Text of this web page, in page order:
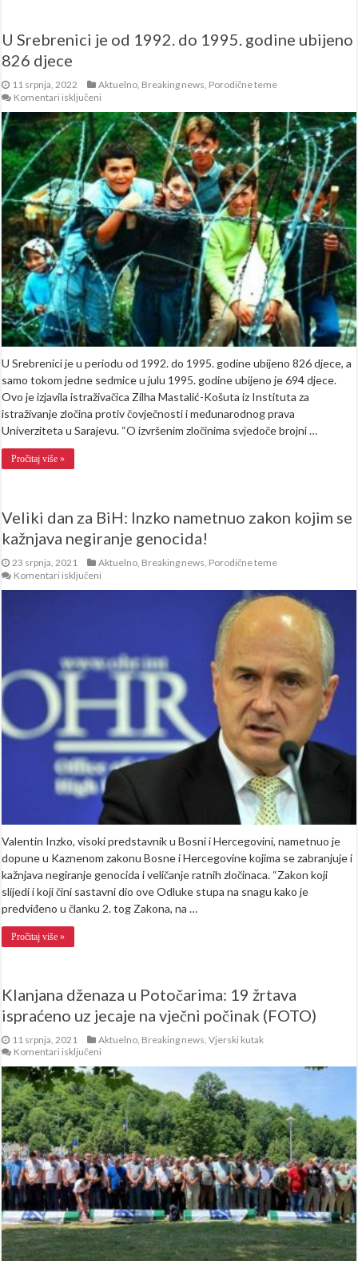
U Srebrenici je od 1992. do 1995. godine ubijeno
826 djece
11 srpnja, 2022 Aktuelno Breaking news Porodične teme
Komentari isključeni
Srebrenici
je
od
1992.
do
1995.
godine
ubijeno
826
djece
U Srebrenici je u periodu od 1992. do 1995. godine ubijeno 826 djece, a
samo tokom jedne sedmice u julu 1995. godine ubijeno je 694 djece.
Ovo je izjavila istraživačica Zilha Mastalić-Košuta iz Instituta za
istraživanje zločina protiv čovječnosti i međunarodnog prava
Univerziteta u Sarajevu. “O izvršenim zločinima svjedoče brojni …
Pročitaj više »
Veliki dan za BiH: Inzko nametnuo zakon kojim se
kažnjava negiranje genocida!
23 srpnja, 2021 Aktuelno Breaking news Porodične teme
Komentari isključeni
zakon
kojim
se
negiranje
Valentin Inzko, visoki predstavnik u Bosni i Hercegovini, nametnuo je
dopune u Kaznenom zakonu Bosne i Hercegovine kojima se zabranjuje i
kažnjava negiranje genocida i veličanje ratnih zločinaca. “Zakon koji
slijedi i koji čini sastavni dio ove Odluke stupa na snagu kako je
predviđeno u članku 2. tog Zakona, na …
Pročitaj više »
Klanjana dženaza u Potočarima: 19 žrtava
ispraćeno uz jecaje na vječni počinak (FOTO)
11 srpnja, 2021 Aktuelno Breaking news ,Vjerski kutak
Komentari isključeni
dženaza
u
Potočarima:
19
žrtava
ispraćeno
uz
jecaje
na
vječni
počinak
(FOTO)